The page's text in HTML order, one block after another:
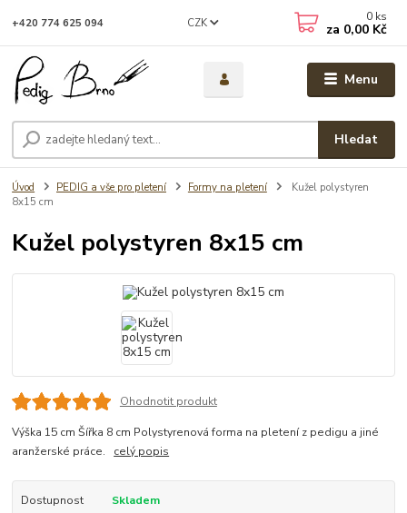
Menu
CZK
Hledat
+420 774 625 094 0 ks
za 0,00 Kč
Úvod PEDIG a vše pro pletení Formy na pletení
Kužel polystyren
8x15 cm
Kužel polystyren 8x15 cm
Ohodnotit produkt
Výška 15 cm Šířka 8 cm Polystyrenová forma na pletení z pedigu a jiné
aranžerské práce. celý popis
Dostupnost Skladem